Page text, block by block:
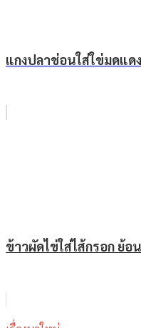
แกงปลาช่อนใส่ใข่มดแ
ข้าวผัดไข่ใส่ไส้กรอก ย้